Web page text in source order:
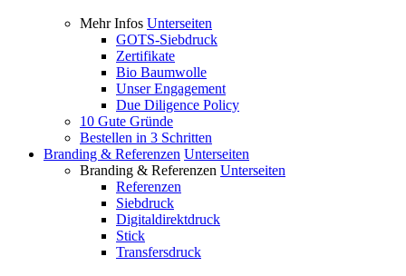
Mehr Infos Unterseiten
GOTS-Siebdruck
Zertifikate
Bio Baumwolle
Unser Engagement
Due Diligence Policy
10 Gute Gründe
Bestellen in 3 Schritten
Branding & Referenzen Unterseiten
Branding & Referenzen Unterseiten
Referenzen
Siebdruck
Digitaldirektdruck
Stick
Transfersdruck